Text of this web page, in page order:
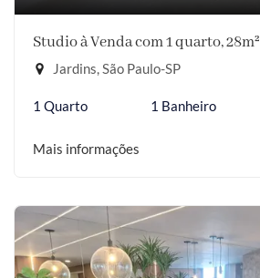
Studio à Venda com 1 quarto, 28m²
Jardins, São Paulo-SP
1 Quarto 1 Banheiro
Mais informações